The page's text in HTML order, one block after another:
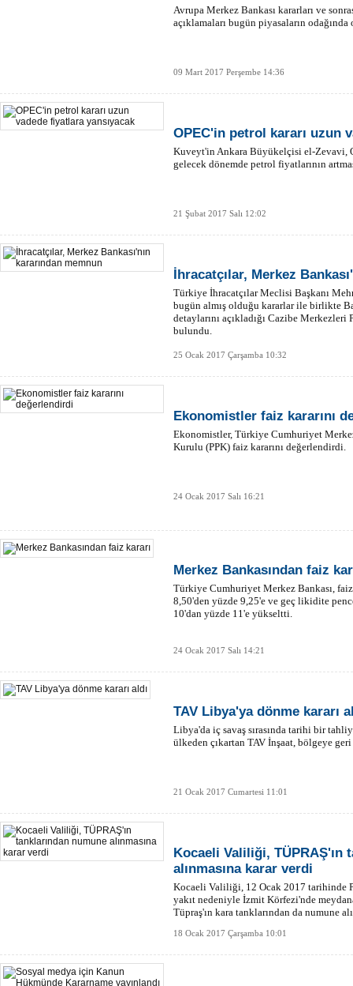
Avrupa Merkez Bankası kararları ve
açıklamaları bugün piyasaların odağında
09 Mart 2017 Perşembe 14:36
OPEC'in petrol kararı uzun
Kuveyt'in Ankara Büyükelçisi el-Zevavi,
gelecek dönemde petrol fiyatlarının
21 Şubat 2017 Salı 12:02
İhracatçılar, Merkez
Türkiye İhracatçılar Meclisi Başkanı
bugün almış olduğu kararlar ile birlikte
detaylarını açıkladığı Cazibe
bulundu.
25 Ocak 2017 Çarşamba 10:32
Ekonomistler faiz kararını
Ekonomistler, Türkiye Cumhuriyet
Kurulu (PPK) faiz kararını değerlendirdi.
24 Ocak 2017 Salı 16:21
Merkez Bankasından faiz
Türkiye Cumhuriyet Merkez Bankası,
8,50'den yüzde 9,25'e ve geç likidite
10'dan yüzde 11'e yükseltti.
24 Ocak 2017 Salı 14:21
TAV Libya'ya dönme kararı
Libya'da iç savaş sırasında tarihi bir
ülkeden çıkartan TAV İnşaat, bölgeye
21 Ocak 2017 Cumartesi 11:01
Kocaeli Valiliği, TÜPRAŞ'ın
alınmasına karar verdi
Kocaeli Valiliği, 12 Ocak 2017 tarihinde
yakıt nedeniyle İzmit Körfezi'nde
Tüpraş'ın kara tanklarından da numune
18 Ocak 2017 Çarşamba 10:01